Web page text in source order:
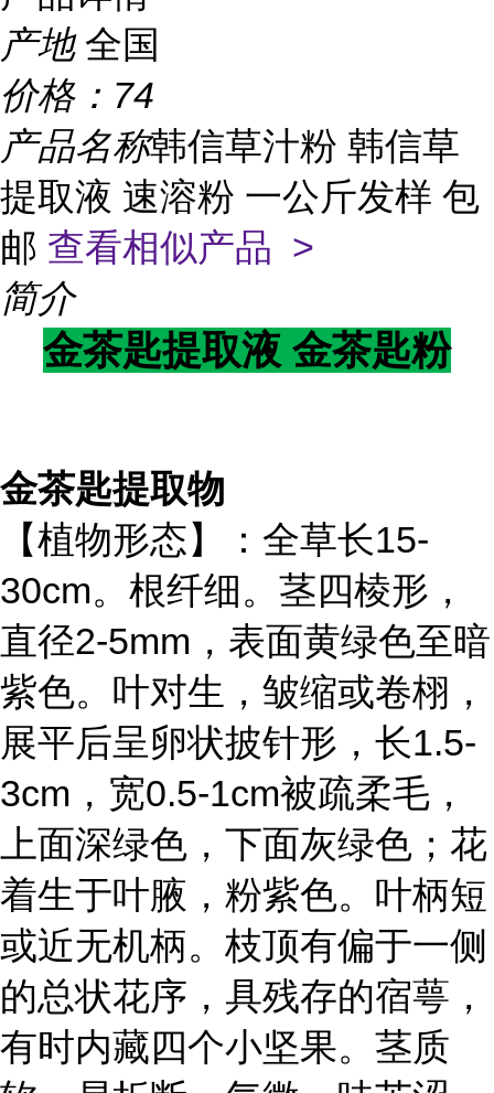
产地 全国
价格： 74
产品名称韩信草汁粉 韩信草
提取液 速溶粉 一公斤发样 包
邮 查看相似产品 >
简介
金茶匙提取液 金茶匙粉
金茶匙提取物
【植物形态】：全草长15-
30cm。根纤细。茎四棱形，
直径2-5mm，表面黄绿色至暗
紫色。叶对生，皱缩或卷栩，
展平后呈卵状披针形，长1.5-
3cm，宽0.5-1cm被疏柔毛，
上面深绿色，下面灰绿色；花
着生于叶腋，粉紫色。叶柄短
或近无机柄。枝顶有偏于一侧
的总状花序，具残存的宿萼，
有时内藏四个小坚果。茎质